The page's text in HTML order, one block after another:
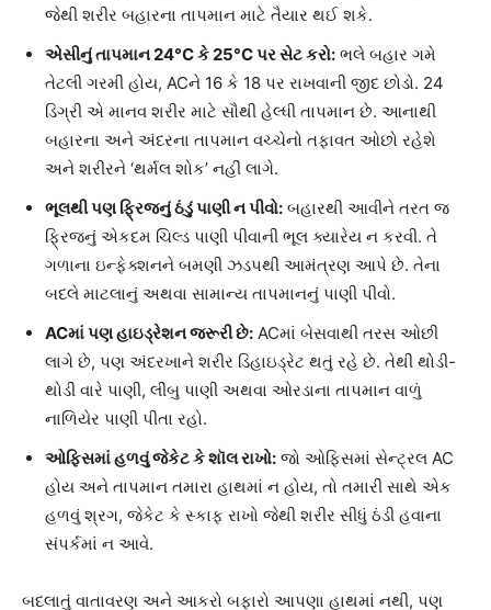
જેથી શરીર બહારના તાપમાન માટે તૈયાર થઈ શકે.
એસીનું તાપમાન 24°C કે 25°C પર સેટ કરો: ભલે બહાર ગમે
તેટલી ગરમી હોય, ACને 16 કે 18 પર રાખવાની જીદ છોડો. 24
ડિગ્રી એ માનવ શરીર માટે સૌથી હેલ્ધી તાપમાન છે. આનાથી
બહારના અને અંદરના તાપમાન વચ્ચેનો તફાવત ઓછો રહેશે
અને શરીરને ‘થર્મલ શોક’ નહીં લાગે.
ભૂલથી પણ ફ્રિજનું ઠંડું પાણી ન પીવો: બહારથી આવીને તરત જ
ફ્રિજનું એકદમ ચિલ્ડ પાણી પીવાની ભૂલ ક્યારેય ન કરવી. તે
ગળાના ઇન્ફેક્શનને બમણી ઝડપથી આમંત્રણ આપે છે. તેના
બદલે માટલાનું અથવા સામાન્ય તાપમાનનું પાણી પીવો.
ACમાં પણ હાઇડ્રેશન જરૂરી છે: ACમાં બેસવાથી તરસ ઓછી
લાગે છે, પણ અંદરખાને શરીર ડિહાઇડ્રેટ થતું રહે છે. તેથી થોડી-
થોડી વારે પાણી, લીંબુ પાણી અથવા ઓરડાના તાપમાન વાળું
નાળિયેર પાણી પીતા રહો.
ઓફિસમાં હળવું જેકેટ કે શૉલ રાખો: જો ઓફિસમાં સેન્ટ્રલ AC
હોય અને તાપમાન તમારા હાથમાં ન હોય, તો તમારી સાથે એક
હળવું શ્રગ, જેકેટ કે સ્કાફ રાખો જેથી શરીર સીધું ઠંડી હવાના
સંપર્કમાં ન આવે.
બદલાતું વાતાવરણ અને આકરો બફારો આપણા હાથમાં નથી, પણ